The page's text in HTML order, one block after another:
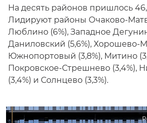
На десять районов пришлось
Лидируют районы Очаково-
Люблино (6%), Западное
Даниловский (5,6%), Хорошево-
Южнопортовый (3,8%), Митино
Покровское-Стрешнево (3,4%),
(3,4%) и Солнцево (3,3%).